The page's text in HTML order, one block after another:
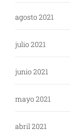
agosto 2021
julio 2021
junio 2021
mayo 2021
abril 2021